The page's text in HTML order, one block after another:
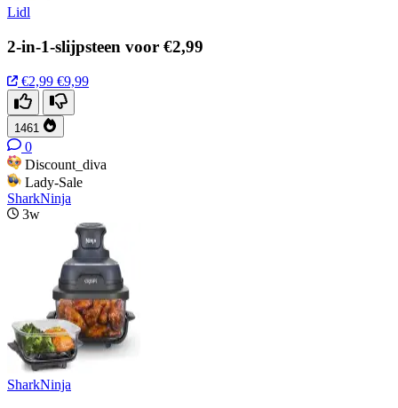
Lidl
2-in-1-slijpsteen voor €2,99
€2,99 €9,99
1461
0
Discount_diva
Lady-Sale
SharkNinja
3w
SharkNinja